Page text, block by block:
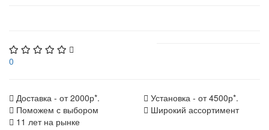
0
Доставка - от 2000р*.
Установка - от 4500р*.
Поможем с выбором
Широкий ассортимент
11 лет на рынке